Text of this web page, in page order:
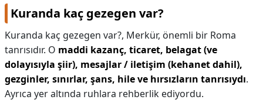
Kuranda kaç gezegen var?
Kuranda kaç gezegen var?, Merkür, önemli bir Roma
tanrısıdır. O maddi kazanç, ticaret, belagat (ve
dolayısıyla şiir), mesajlar / iletişim (kehanet dahil),
gezginler, sınırlar, şans, hile ve hırsızların tanrısıydı.
Ayrıca yer altında ruhlara rehberlik ediyordu.